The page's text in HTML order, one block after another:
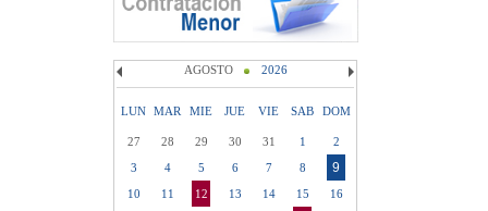
AGOSTO 2026
LUN MAR MIE JUE VIE SAB DOM
27 28 29 30 31 1
2
3
4 5 6 7 8 9
10 11 12 13 14 15
16